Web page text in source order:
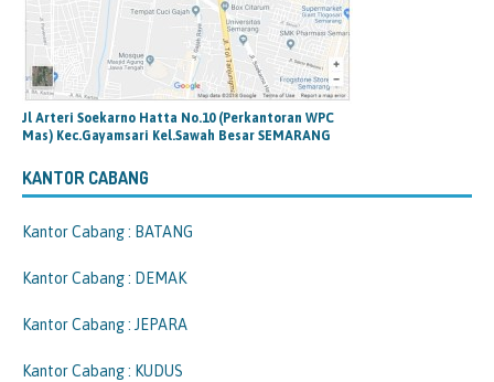
Jl Arteri Soekarno Hatta No.10 (Perkantoran WPC
Mas) Kec.Gayamsari Kel.Sawah Besar SEMARANG
KANTOR CABANG
Kantor Cabang : BATANG
Kantor Cabang : DEMAK
Kantor Cabang : JEPARA
Kantor Cabang : KUDUS